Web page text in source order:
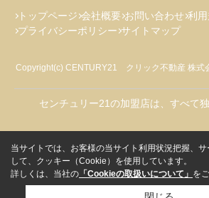
トップページ 会社概要 お問い合わせ 利
プライバシーポリシー サイトマップ
Copyright(c) CENTURY21 クリック不動産 株式
センチュリー21の加盟店は、すべて
当サイトでは、お客様の当サイト利用状況把握、
して、クッキー（Cookie）を使用しています。
詳しくは、当社の 「Cookieの取扱いについて」 を